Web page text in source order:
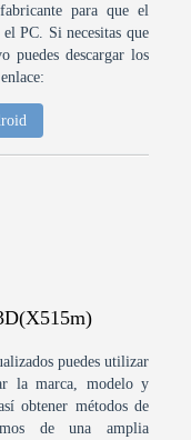
para que el
PC. Si necesitas que
puedes descargar los
puedes utilizar
la marca, modelo y
obtener métodos de
de una amplia